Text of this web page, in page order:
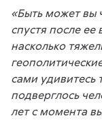
«Быть может вы
спустя после
насколько
сами удивитесь
подверглось
лет с момента